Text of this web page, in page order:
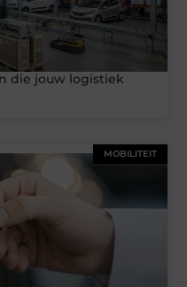
die jouw logistiek
MOBILITEIT